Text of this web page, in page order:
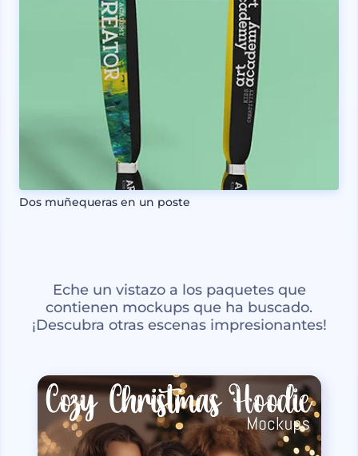
Dos muñequeras en un poste
Eche un vistazo a los paquetes que
contienen mockups que ha buscado.
¡Descubra otras escenas impresionantes!